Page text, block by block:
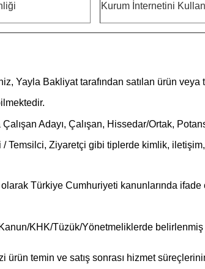
Kurum İnternetini
Yayla Bakliyat tarafından satılan ürün
Adayı, Çalışan, Hissedar/Ortak,
/ Temsilci, Ziyaretçi gibi tiplerde kimlik,
Türkiye Cumhuriyeti kanunlarında
KHK/Tüzük/Yönetmeliklerde
ürün temin ve satış sonrası hizmet